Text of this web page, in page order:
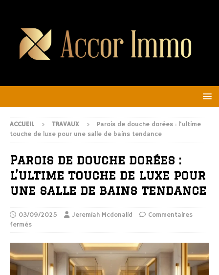
ACCUEIL TRAVAUX
Parois de douche dorées : l’ultime
touche de luxe pour une salle de bains tendance
Parois de douche dorées :
l’ultime touche de luxe pour
une salle de bains tendance
03/09/2025 Jeremiah Mcdonalid
Commentaires
fermés